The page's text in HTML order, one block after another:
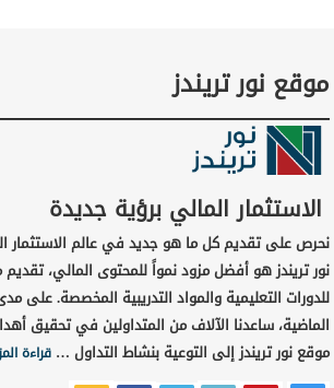
موقع نور تريندز
الاستثمار المالي برؤية جديدة
نحرص على تقديم كل ما هو جديد في عالم الاستثمار
نور تريندز هو أفضل مزود نمواً للمحتوى المالي،
للدورات التعليمية والمواد التدريبية المخصصة. على
الماضية، ساعدنا الآلاف من المتداولين في تحقيق
موقع نور تريندز إلى التوعية بنشاط التداول …قراءة